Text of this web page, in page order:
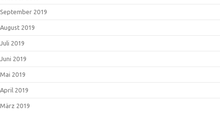
September 2019
August 2019
Juli 2019
Juni 2019
Mai 2019
April 2019
März 2019